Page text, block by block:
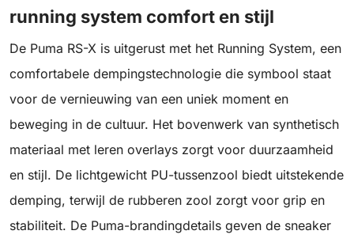
running system comfort en stijl
De Puma RS-X is uitgerust met het Running System, een
comfortabele dempingstechnologie die symbool staat
voor de vernieuwing van een uniek moment en
beweging in de cultuur. Het bovenwerk van synthetisch
materiaal met leren overlays zorgt voor duurzaamheid
en stijl. De lichtgewicht PU-tussenzool biedt uitstekende
demping, terwijl de rubberen zool zorgt voor grip en
stabiliteit. De Puma-brandingdetails geven de sneaker